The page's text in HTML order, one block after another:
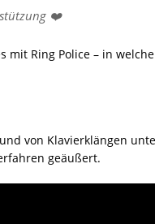
❤️
mit Ring Police – in
von Klavierklängen
geäußert.